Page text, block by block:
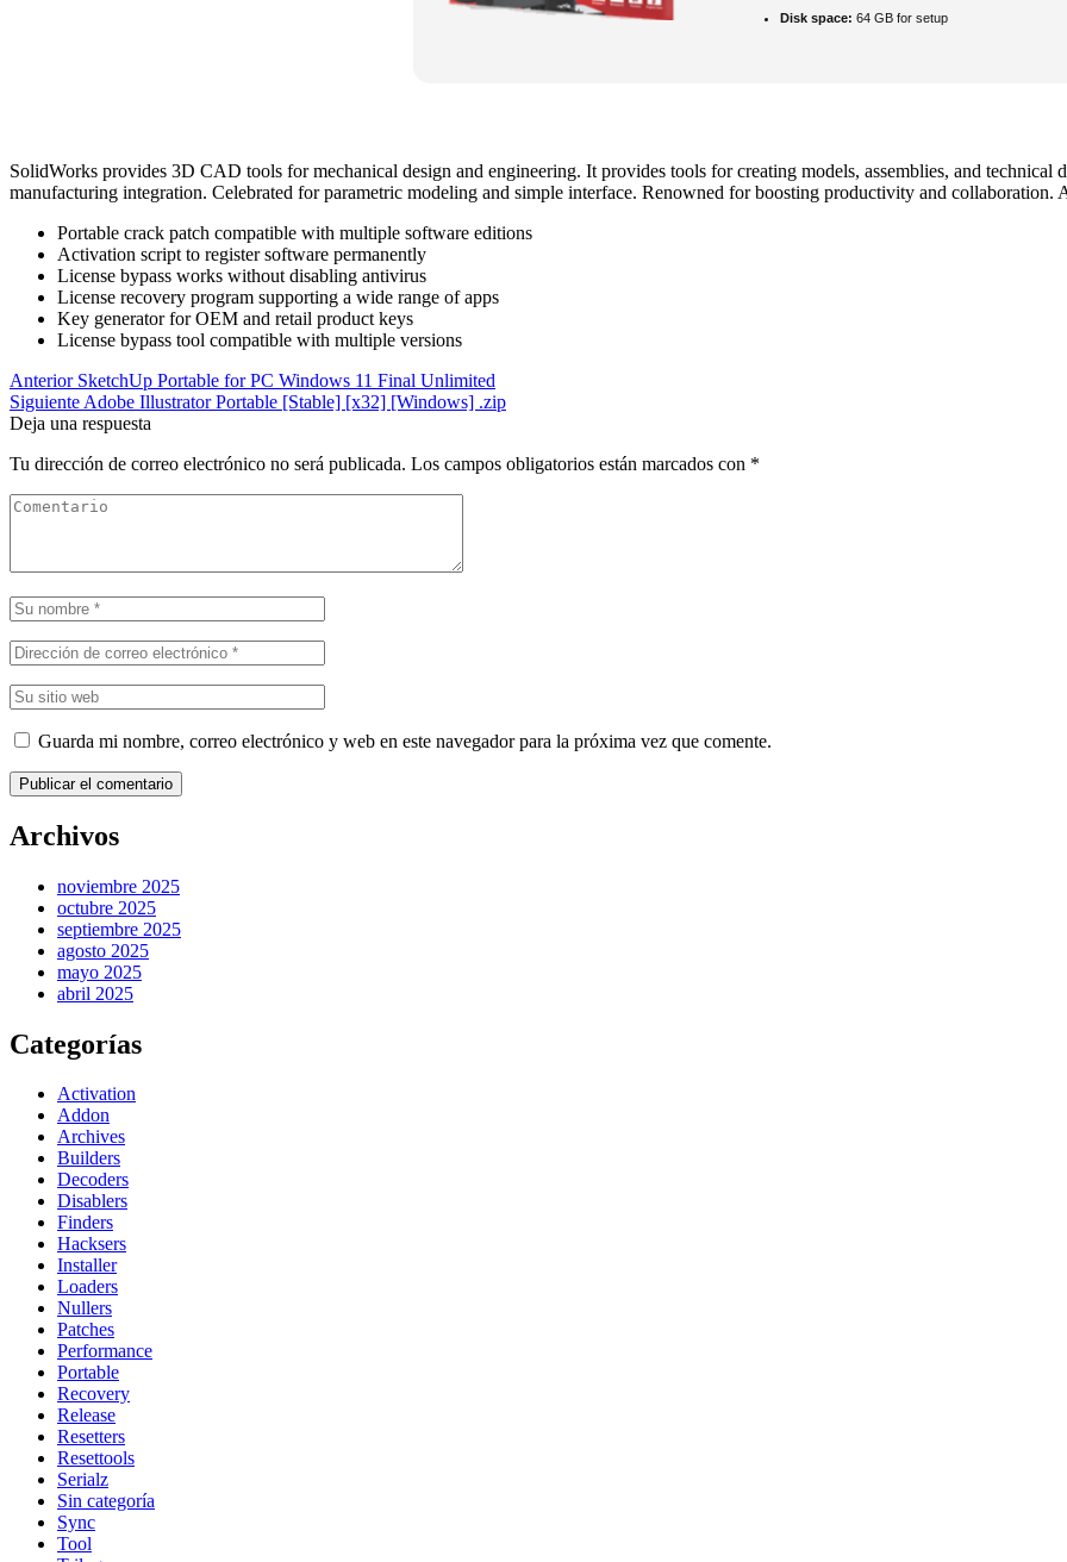
Disk space: 64 GB for setup
SolidWorks provides 3D CAD tools for mechanical design and engineering. It provides tools for creating models, assemblies, and
manufacturing integration. Celebrated for parametric modeling and simple interface. Renowned for boosting productivity and collaboration.
Portable crack patch compatible with multiple software editions
Activation script to register software permanently
License bypass works without disabling antivirus
License recovery program supporting a wide range of apps
Key generator for OEM and retail product keys
License bypass tool compatible with multiple versions
Anterior SketchUp Portable for PC Windows 11 Final Unlimited
Siguiente Adobe Illustrator Portable [Stable] [x32] [Windows] .zip
Deja una respuesta
Tu dirección de correo electrónico no será publicada. Los campos obligatorios están marcados con *
Guarda mi nombre, correo electrónico y web en este navegador para la próxima vez que comente.
Publicar el comentario
Archivos
noviembre 2025
octubre 2025
septiembre 2025
agosto 2025
mayo 2025
abril 2025
Categorías
Activation
Addon
Archives
Builders
Decoders
Disablers
Finders
Hacksers
Installer
Loaders
Nullers
Patches
Performance
Portable
Recovery
Release
Resetters
Resettools
Serialz
Sin categoría
Sync
Tool